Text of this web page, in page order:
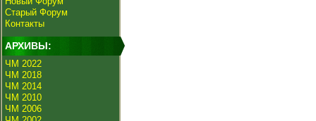
Старый Форум
Контакты
АРХИВЫ:
ЧМ 2022
ЧМ 2018
ЧМ 2014
ЧМ 2010
ЧМ 2006